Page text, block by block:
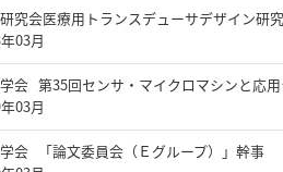
究会医療用トランスデューサデザイン研
03月
会 第35回センサ・マイクロマシンと応用
03月
会 「論文委員会（Ｅグループ）」幹事